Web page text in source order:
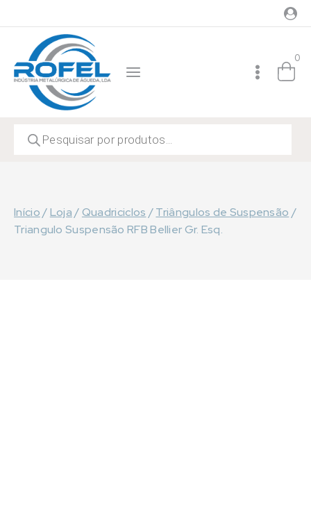
to
content
0
search
Início/Loja /Quadriciclos /Triângulos de Suspensão /
Triangulo Suspensão RFB Bellier Gr. Esq.